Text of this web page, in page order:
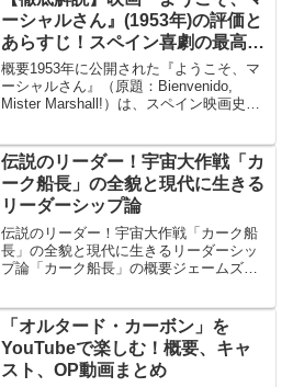
（原題：...
ーシャルさん』(1953年)の評価と
あらすじ！スペイン喜劇の最高傑
作が描く痛烈な風刺と結末
概要1953年に公開された『ようこそ、マ
ーシャルさん』（原題：Bienvenido,
Mister Marshall!）は、スペイン映画史に
画界を牽引することになる巨匠ル...
伝説のリーダー！宇宙大作戦「カ
ーク船長」の全貌と現代に生きる
リーダーシップ論
伝説のリーダー！宇宙大作戦「カーク船
長」の全貌と現代に生きるリーダーシッ
プ論「カーク船長」の概要ジェームズ・
題：Star Trek）』の主人公であり、惑星
連邦宇宙艦隊...
「オルタード・カーボン」を
YouTubeで楽しむ！概要、キャ
スト、OP動画まとめ